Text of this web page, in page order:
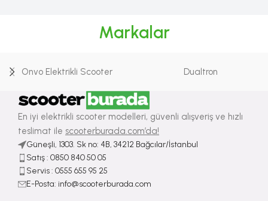
Markalar
Onvo Elektrikli Scooter Dualtron
En iyi elektrikli scooter modelleri, güvenli alışveriş ve hızlı
teslimat ile scooterburada.com’da!
Güneşli, 1303. Sk no: 4B, 34212 Bağcılar/İstanbul
Satış : ⁠0850 840 50 05
Servis : 0555 655 95 25
E-Posta: info@scooterburada.com